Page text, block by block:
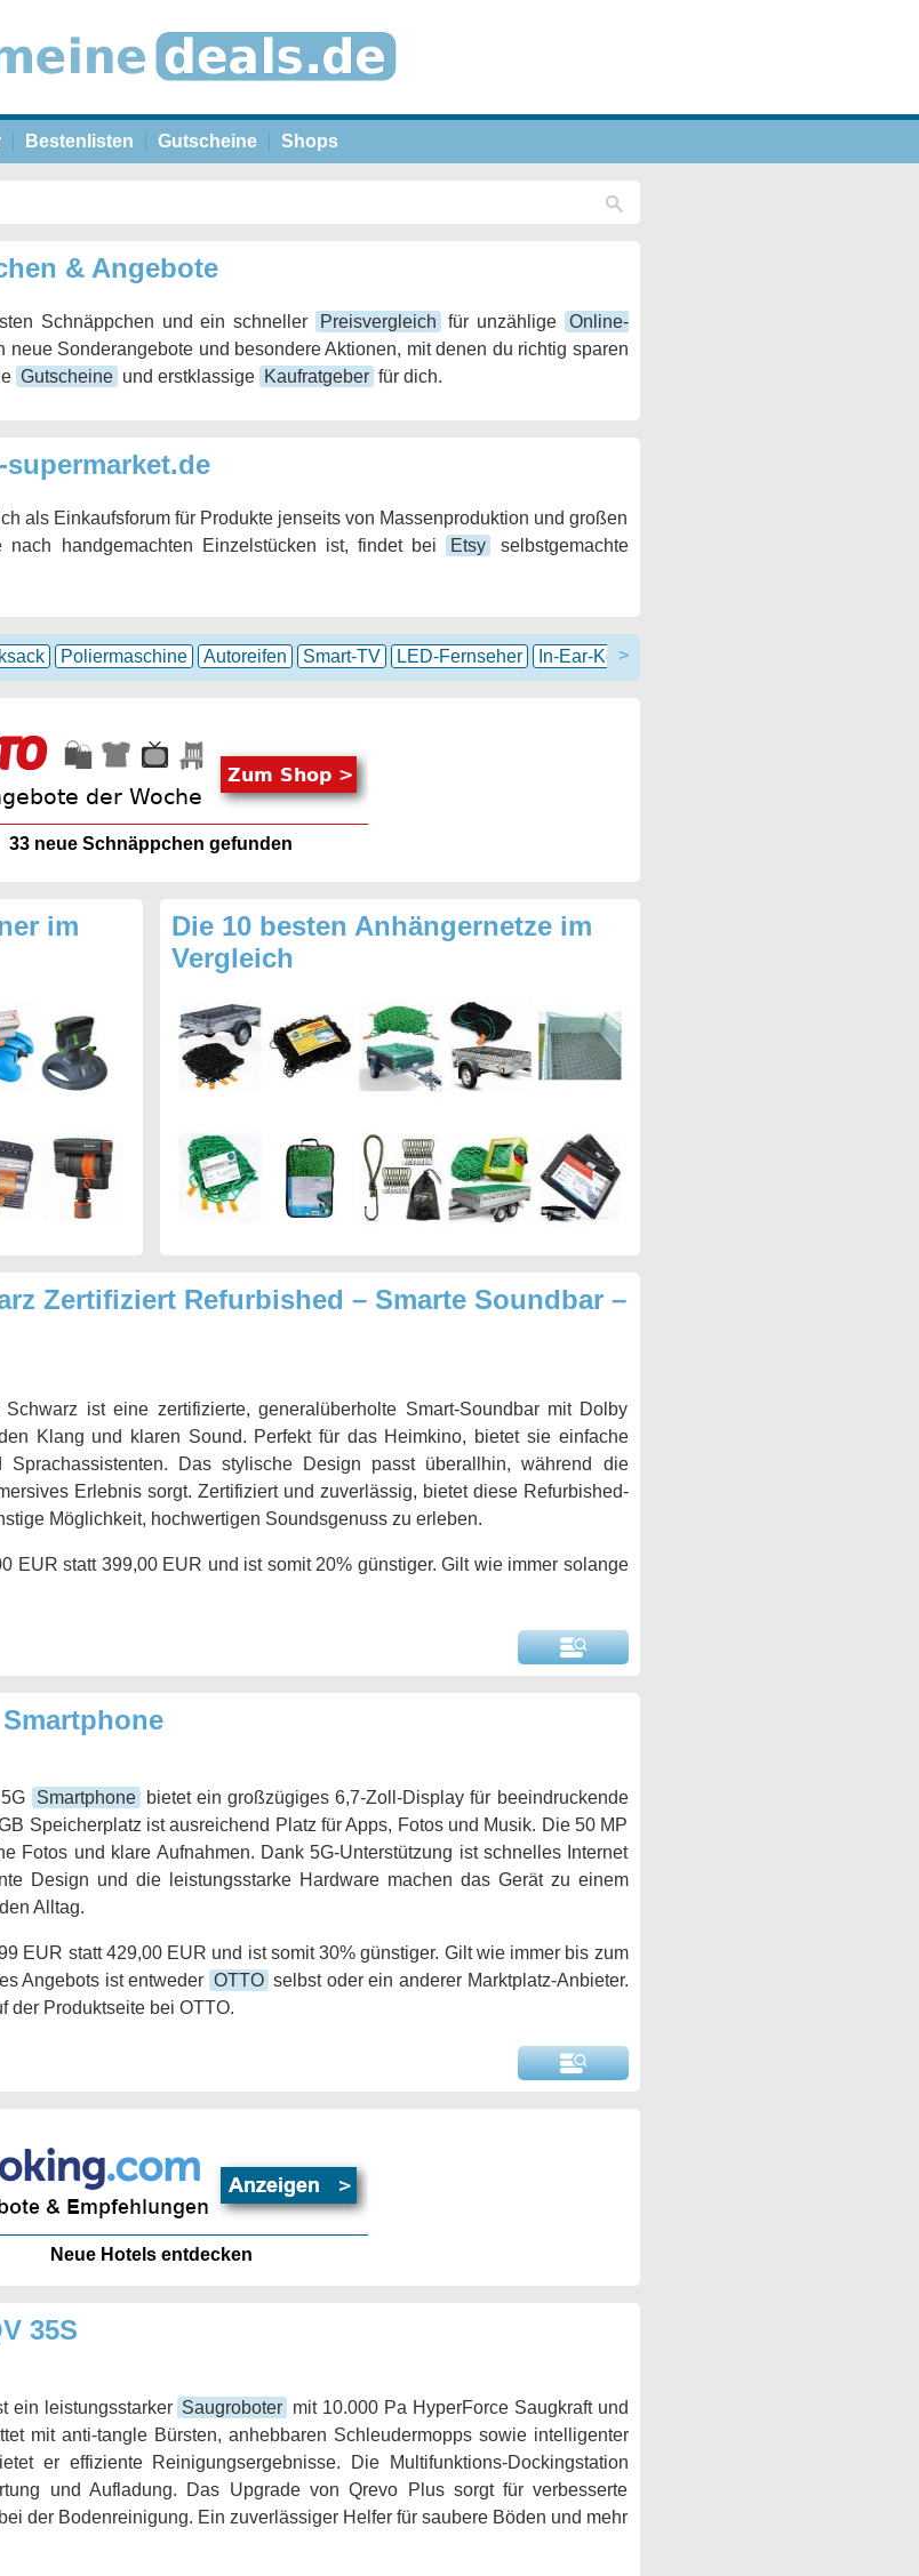
Bestenlisten Gutscheine Shops
& Angebote
Schnäppchen und ein schneller Preisvergleich für unzählige
Online-
neue Sonderangebote und besondere Aktionen, mit denen du richtig sparen
Gutscheine und erstklassige Kaufratgeber für dich.
als Einkaufsforum für Produkte jenseits von Massenproduktion und großen
handgemachten Einzelstücken ist, findet bei
Etsy
selbstgemachte
>
Poliermaschine Autoreifen Smart-TV LED-Fernseher In-Ear-Kopfhörer
33 neue Schnäppchen gefunden
im
Die 10 besten Anhängernetze im
Vergleich
Zertifiziert Refurbished – Smarte Soundbar –
ist eine zertifizierte, generalüberholte Smart-Soundbar mit Dolby
Klang und klaren Sound. Perfekt für das Heimkino, bietet sie einfache
Das stylische Design passt überallhin, während die
Erlebnis sorgt. Zertifiziert und zuverlässig, bietet diese Refurbished-
Möglichkeit, hochwertigen Soundsgenuss zu erleben.
EUR statt 399,00 EUR und ist somit 20% günstiger. Gilt wie immer solange
Smartphone
bietet ein großzügiges 6,7-Zoll-Display für beeindruckende
Speicherplatz ist ausreichend Platz für Apps, Fotos und Musik. Die 50 MP
Fotos und klare Aufnahmen. Dank 5G-Unterstützung ist schnelles Internet
Design und die leistungsstarke Hardware machen das Gerät zu einem
Alltag.
EUR statt 429,00 EUR und ist somit 30% günstiger. Gilt wie immer bis zum
Angebots ist entweder OTTO selbst oder ein anderer Marktplatz-Anbieter.
der Produktseite bei OTTO.
Neue Hotels entdecken
35S
ein leistungsstarker Saugroboter mit 10.000 Pa HyperForce Saugkraft und
mit anti-tangle Bürsten, anhebbaren Schleudermopps sowie intelligenter
er effiziente Reinigungsergebnisse. Die Multifunktions-Dockingstation
und Aufladung. Das Upgrade von Qrevo Plus sorgt für verbesserte
der Bodenreinigung. Ein zuverlässiger Helfer für saubere Böden und mehr